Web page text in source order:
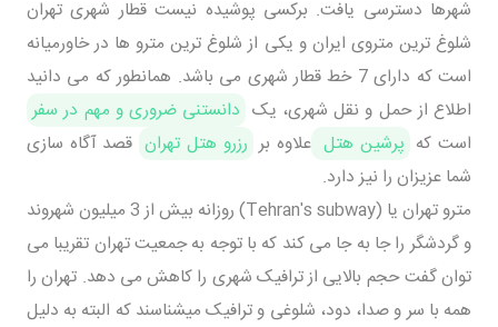
شهرها دسترسی یافت. برکسی پوشیده نیست قطار شهری تهران
شلوغ ترین متروی ایران و یکی از شلوغ ترین مترو ها در خاورمیانه
است که دارای 7 خط قطار شهری می باشد. همانطور که می دانید
اطلاع از حمل و نقل شهری، یک دانستنی ضروری و مهم در سفر
است که پرشین هتل علاوه بر رزرو هتل تهران قصد آگاه سازی
شما عزیزان را نیز دارد.
مترو تهران یا (Tehran's subway) روزانه بیش از 3 میلیون شهروند
و گردشگر را جا به جا می کند که با توجه به جمعیت تهران تقریبا می
توان گفت حجم بالایی از ترافیک شهری را کاهش می دهد. تهران را
همه با سر و صدا، دود، شلوغی و ترافیک میشناسند که البته به دلیل